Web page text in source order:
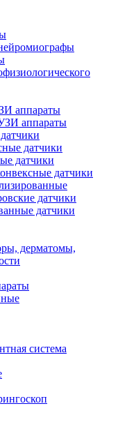
аппараты
аппараты
датчики
датчики
датчики
датчики
датчики
дерматомы,
система